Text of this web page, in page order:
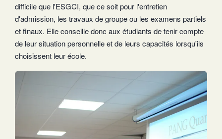
difficile que l'ESGCI, que ce soit pour l'entretien
d'admission, les travaux de groupe ou les examens partiels
et finaux. Elle conseille donc aux étudiants de tenir compte
de leur situation personnelle et de leurs capacités lorsqu'ils
choisissent leur école.